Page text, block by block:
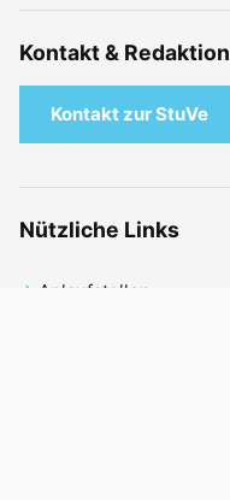
Kontakt & Redaktion
Kontakt zur StuVe
Nützliche Links
Anlaufstellen